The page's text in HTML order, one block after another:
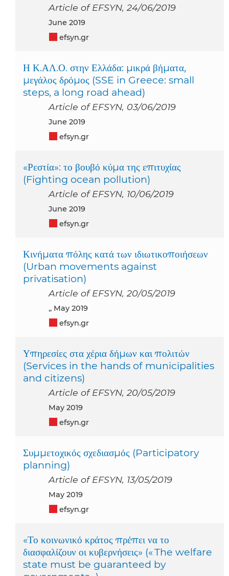
Article of EFSYN, 24/06/2019
June 2019
efsyn.gr
Η Κ.ΑΛ.Ο. στην Ελλάδα: μικρά βήματα,
μεγάλος δρόμος (SSE in Greece: small
steps, a long road ahead)
Article of EFSYN, 03/06/2019
June 2019
efsyn.gr
«Ρεστία»: το βουβό κύμα της επιτυχίας
(Fighting ocean pollution)
Article of EFSYN, 10/06/2019
June 2019
efsyn.gr
Κινήματα πόλης κατά των ιδιωτικοποιήσεων
(Urban movements against
privatisation)
Article of EFSYN, 20/05/2019
,, May 2019
efsyn.gr
Υπηρεσίες στα χέρια δήμων και πολιτών
(Services in the hands of municipalities
and citizens)
Article of EFSYN, 20/05/2019
May 2019
efsyn.gr
Συμμετοχικός σχεδιασμός (Participatory
planning)
Article of EFSYN, 13/05/2019
May 2019
efsyn.gr
«Το κοινωνικό κράτος πρέπει να το
διασφαλίζουν οι κυβερνήσεις» (« The welfare
state must be guaranteed by